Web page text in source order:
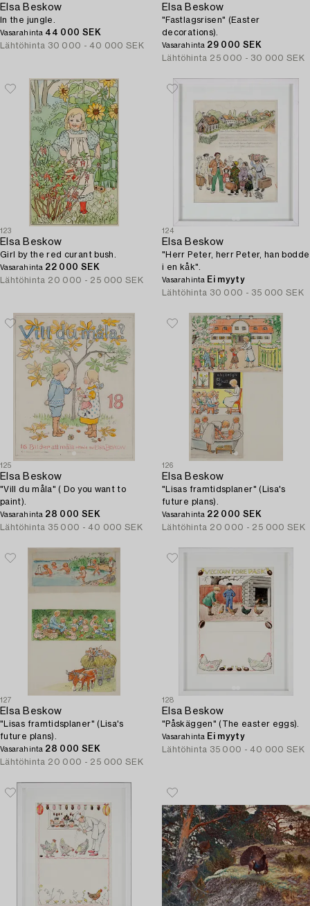
Elsa Beskow
In the jungle.
Vasarahinta 44 000 SEK
Lähtöhinta 30 000 - 40 000 SEK
Elsa Beskow
"Fastlagsrisen" (Easter
decorations).
Vasarahinta 29 000 SEK
Lähtöhinta 25 000 - 30 000 SEK
123
Elsa Beskow
Girl by the red curant bush.
Vasarahinta 22 000 SEK
Lähtöhinta 20 000 - 25 000 SEK
124
Elsa Beskow
"Herr Peter, herr Peter, han bodde
i en kåk".
Vasarahinta Ei myyty
Lähtöhinta 30 000 - 35 000 SEK
125
Elsa Beskow
"Vill du måla" ( Do you want to
paint).
Vasarahinta 28 000 SEK
Lähtöhinta 35 000 - 40 000 SEK
126
Elsa Beskow
"Lisas framtidsplaner" (Lisa's
future plans).
Vasarahinta 22 000 SEK
Lähtöhinta 20 000 - 25 000 SEK
127
Elsa Beskow
"Lisas framtidsplaner" (Lisa's
future plans).
Vasarahinta 28 000 SEK
Lähtöhinta 20 000 - 25 000 SEK
128
Elsa Beskow
"Påskäggen" (The easter eggs).
Vasarahinta Ei myyty
Lähtöhinta 35 000 - 40 000 SEK